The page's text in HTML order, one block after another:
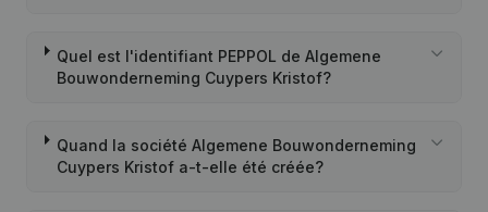
Quel est l'identifiant PEPPOL de Algemene
Bouwonderneming Cuypers Kristof?
Quand la société Algemene Bouwonderneming
Cuypers Kristof a-t-elle été créée?